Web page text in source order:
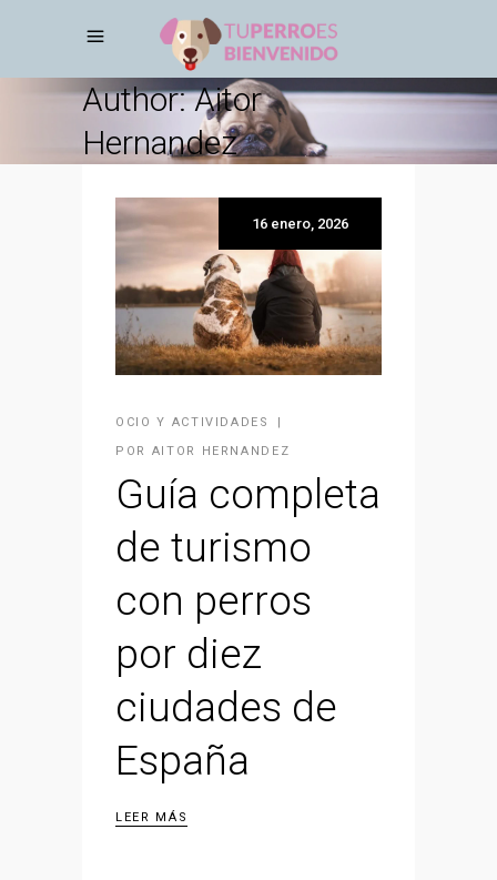
Author: Aitor
Hernandez
16 enero, 2026
OCIO Y ACTIVIDADES
POR AITOR HERNANDEZ
Guía completa
de turismo
con perros
por diez
ciudades de
España
LEER MÁS